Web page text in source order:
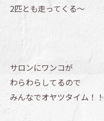
2匹とも走ってくる～
サロンにワンコが
わらわらしてるので
みんなでオヤツタイム！！